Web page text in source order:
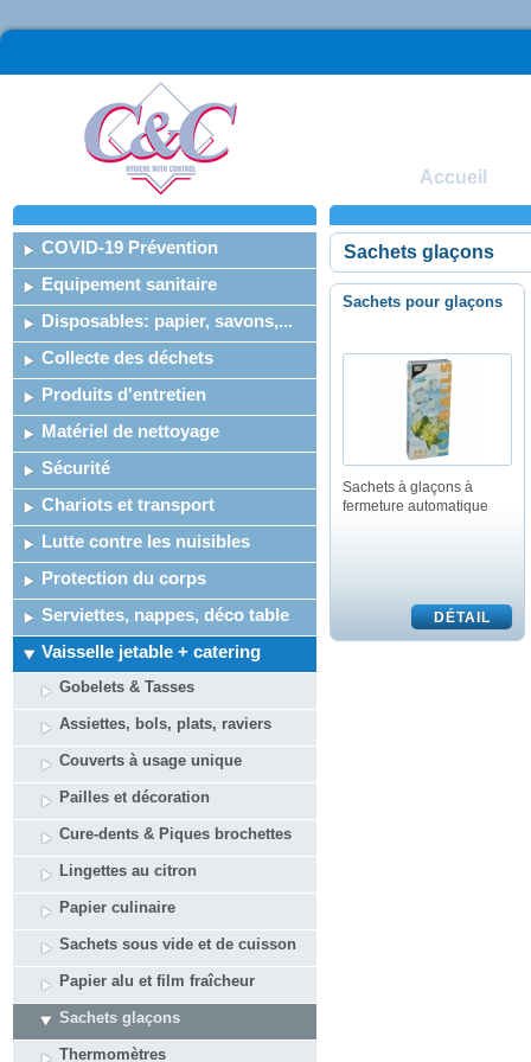
Accueil
COVID-19 Prévention
Equipement sanitaire
Disposables: papier, savons,...
Collecte des déchets
Produits d'entretien
Matériel de nettoyage
Sécurité
Chariots et transport
Lutte contre les nuisibles
Protection du corps
Serviettes, nappes, déco table
Vaisselle jetable + catering
Gobelets & Tasses
Assiettes, bols, plats, raviers
Couverts à usage unique
Pailles et décoration
Cure-dents & Piques brochettes
Lingettes au citron
Papier culinaire
Sachets sous vide et de cuisson
Papier alu et film fraîcheur
Sachets glaçons
Thermomètres
Sachets glaçons
Sachets pour glaçons
Sachets à glaçons à
fermeture automatique